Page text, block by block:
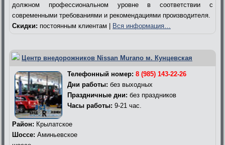
должном профессиональном уровне в соответствии с
современными требованиями и рекомендациями производителя.
Скидки: постоянным клиентам | Вся информация…
Центр внедорожников Nissan Murano м. Кунцевская
Телефонный номер: 8 (985) 143-22-26
Дни работы: без выходных
Праздничные дни: без праздников
Часы работы: 9-21 час.
Район: Крылатское
Шоссе: Аминьевское